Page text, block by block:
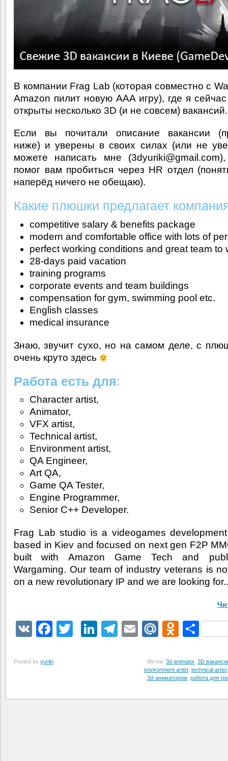
В компании Frag Lab (которая совместно с
Amazon пилит новую AAA игру), где я
открыты несколько 3D (и не совсем) вакансий.
Если вы почитали описание вакансии
ниже) и уверены в своих силах (или не
можете написать мне
помог вам пробиться через HR отдел
наперёд ничего не обещаю).
Какие плюшки предлагает
competitive salary & benefits package
modern and comfortable office with lots of
perfect working conditions and great team to
28-days paid vacation
training programs
corporate events and team buildings
compensation for gym, swimming pool etc.
English classes
medical insurance
Знаю, звучит сухо, но на самом деле, с
очень круто здесь
Работа есть для:
Character artist,
Animator,
VFX artist,
Technical artist,
Environment artist,
QA Engineer,
Art QA,
Game QA Tester,
Engine Programmer,
Senior C++ Developer.
Frag Lab studio is a videogames
based in Kiev and focused on next gen F2P
built with Amazon Game Tech and
Wargaming. Our team of industry veterans is
on a new revolutionary IP and we are looking
VK Facebook
TwitterLinkedIn
Telegram
EmailMail.Ru
Posted by yuriki Метки: 3d animator, 3D
environment artist technical artist
3d-аниматором работа для